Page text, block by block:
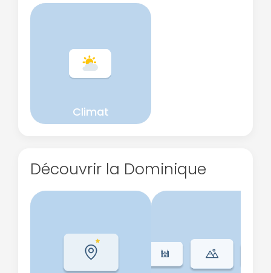
Climat
Découvrir la Dominique